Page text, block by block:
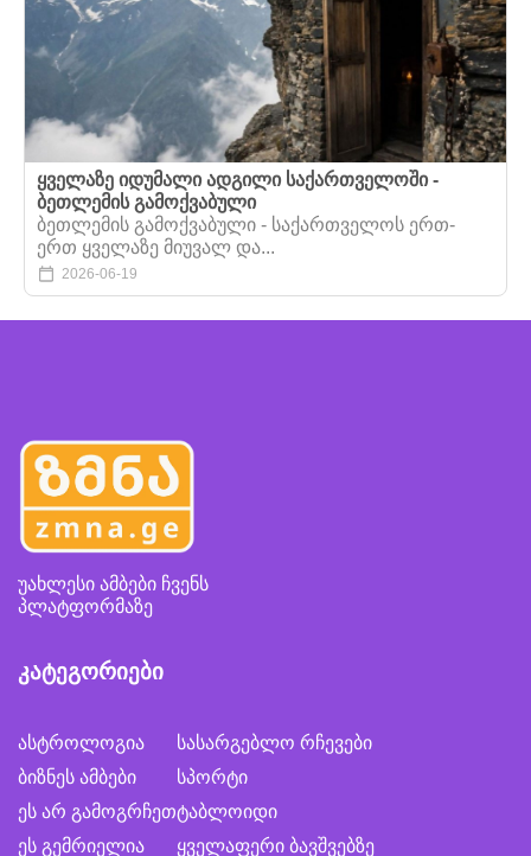
ყველაზე იდუმალი ადგილი საქართველოში -
ბეთლემის გამოქვაბული
ბეთლემის გამოქვაბული - საქართველოს ერთ-
ერთ ყველაზე მიუვალ და...
2026-06-19
უახლესი ამბები ჩვენს
პლატფორმაზე
კატეგორიები
ასტროლოგია
ბიზნეს ამბები
ეს არ გამოგრჩეთ
ეს გემრიელია
სასარგებლო რჩევები
სპორტი
ტაბლოიდი
ყველაფერი ბავშვებზე